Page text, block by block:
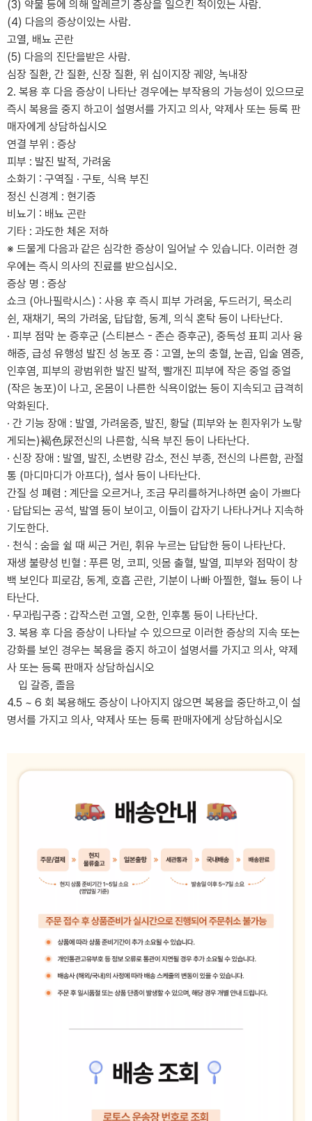
(3) 약물 등에 의해 알레르기 증상을 일으킨 적이있는 사람.
(4) 다음의 증상이있는 사람.
고열, 배뇨 곤란
(5) 다음의 진단을받은 사람.
심장 질환, 간 질환, 신장 질환, 위 십이지장 궤양, 녹내장
2. 복용 후 다음 증상이 나타난 경우에는 부작용의 가능성이 있으므로
즉시 복용을 중지 하고이 설명서를 가지고 의사, 약제사 또는 등록 판
매자에게 상담하십시오
연결 부위 : 증상
피부 : 발진 발적, 가려움
소화기 : 구역질 · 구토, 식욕 부진
정신 신경계 : 현기증
비뇨기 : 배뇨 곤란
기타 : 과도한 체온 저하
※ 드물게 다음과 같은 심각한 증상이 일어날 수 있습니다. 이러한 경
우에는 즉시 의사의 진료를 받으십시오.
증상 명 : 증상
쇼크 (아나필락시스) : 사용 후 즉시 피부 가려움, 두드러기, 목소리
쉰, 재채기, 목의 가려움, 답답함, 동계, 의식 혼탁 등이 나타난다.
· 피부 점막 눈 증후군 (스티븐스 - 존슨 증후군), 중독성 표피 괴사 융
해증, 급성 유행성 발진 성 농포 증 : 고열, 눈의 충혈, 눈곱, 입술 염증,
인후염, 피부의 광범위한 발진 발적, 빨개진 피부에 작은 중얼 중얼
(작은 농포)이 나고, 온몸이 나른한 식욕이없는 등이 지속되고 급격히
악화된다.
· 간 기능 장애 : 발열, 가려움증, 발진, 황달 (피부와 눈 흰자위가 노랗
게되는)褐色尿전신의 나른함, 식욕 부진 등이 나타난다.
· 신장 장애 : 발열, 발진, 소변량 감소, 전신 부종, 전신의 나른함, 관절
통 (마디마디가 아프다), 설사 등이 나타난다.
간질 성 폐렴 : 계단을 오르거나, 조금 무리를하거나하면 숨이 가쁘다
· 답답되는 공석, 발열 등이 보이고, 이들이 갑자기 나타나거나 지속하
기도한다.
· 천식 : 숨을 쉴 때 씨근 거린, 휘유 누르는 답답한 등이 나타난다.
재생 불량성 빈혈 : 푸른 멍, 코피, 잇몸 출혈, 발열, 피부와 점막이 창
백 보인다 피로감, 동계, 호흡 곤란, 기분이 나빠 아찔한, 혈뇨 등이 나
타난다.
· 무과립구증 : 갑작스런 고열, 오한, 인후통 등이 나타난다.
3. 복용 후 다음 증상이 나타날 수 있으므로 이러한 증상의 지속 또는
강화를 보인 경우는 복용을 중지 하고이 설명서를 가지고 의사, 약제
사 또는 등록 판매자 상담하십시오
입 갈증, 졸음
4.5 ~ 6 회 복용해도 증상이 나아지지 않으면 복용을 중단하고,이 설
명서를 가지고 의사, 약제사 또는 등록 판매자에게 상담하십시오